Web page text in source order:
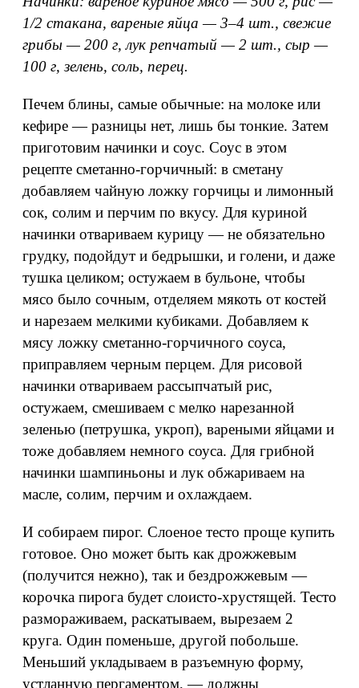
1/2 стакана, вареные яйца — 3–4 шт., свежие
грибы — 200 г, лук репчатый — 2 шт., сыр —
100 г, зелень, соль, перец.
Печем блины, самые обычные: на молоке или
кефире — разницы нет, лишь бы тонкие. Затем
приготовим начинки и соус. Соус в этом
рецепте сметанно-горчичный: в сметану
добавляем чайную ложку горчицы и лимонный
сок, солим и перчим по вкусу. Для куриной
начинки отвариваем курицу — не обязательно
грудку, подойдут и бедрышки, и голени, и даже
тушка целиком; остужаем в бульоне, чтобы
мясо было сочным, отделяем мякоть от костей
и нарезаем мелкими кубиками. Добавляем к
мясу ложку сметанно-горчичного соуса,
приправляем черным перцем. Для рисовой
начинки отвариваем рассыпчатый рис,
остужаем, смешиваем с мелко нарезанной
зеленью (петрушка, укроп), вареными яйцами и
тоже добавляем немного соуса. Для грибной
начинки шампиньоны и лук обжариваем на
масле, солим, перчим и охлаждаем.
И собираем пирог. Слоеное тесто проще купить
готовое. Оно может быть как дрожжевым
(получится нежно), так и бездрожжевым —
корочка пирога будет слоисто-хрустящей. Тесто
размораживаем, раскатываем, вырезаем 2
круга. Один поменьше, другой побольше.
Меньший укладываем в разъемную форму,
устланную пергаментом, — должны